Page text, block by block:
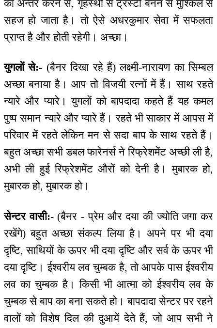
का अन्तर करने से, गृहस्थी से ट्रस्टी बनने से मुश्किल से
सहज हो जाता है। तो ऐसे अधरकुमार सेवा में सफलता
प्राप्त है और होती रहेगी। अच्छा।
युगलों से:- (बैनर दिखा रहे हैं) लक्ष्मी-नारायण का सिम्बल
अच्छा बनाया है। आप तो विजयी रत्नों में हैं। साथ रहते
न्यारे और प्यारे। युगलों को बापदादा कहते हैं यह कमल
पुष्प समान न्यारे और प्यारे हैं। रहते भी साकार में आपस में
परिवार में रहते लेकिन मन से सदा बाप के साथ रहते हैं।
बहुत अच्छा सभी डबल फारेनर्स ने रिफ्रेशमेंट अच्छी ली है,
अभी ली हुई रिफ्रेशमेंट औरों को देनी है। मुबारक हो,
मुबारक हो, मुबारक हो।
सेन्टर वासी:-(बैनर - प्रेम और दया की ज्योति जगा कर
रखेंगे) बहुत अच्छा संकल्प लिया है। अपने पर भी दया
दृष्टि, साथियों के ऊपर भी दया दृष्टि और सर्व के ऊपर भी
दया दृष्टि। ईश्वरीय लव चुम्बक है, तो आपके पास ईश्वरीय
लव का चुम्बक है। किसी भी आत्मा को ईश्वरीय लव के
चुम्बक से बाप का बना सकते हो। बापदादा सेन्टर पर रहने
वालों को विशेष दिल की दुआयें देते हैं, जो आप सभी ने